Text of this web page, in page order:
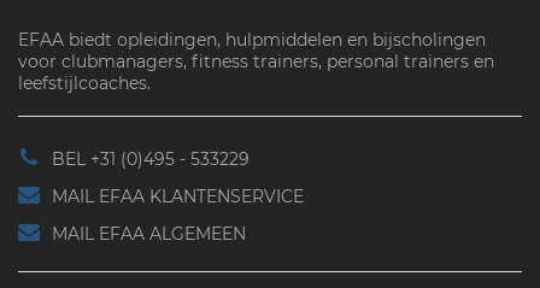
EFAA biedt opleidingen, hulpmiddelen en bijscholingen
voor clubmanagers, fitness trainers, personal trainers en
leefstijlcoaches.
BEL +31 (0)495 - 533229
MAIL EFAA KLANTENSERVICE
MAIL EFAA ALGEMEEN